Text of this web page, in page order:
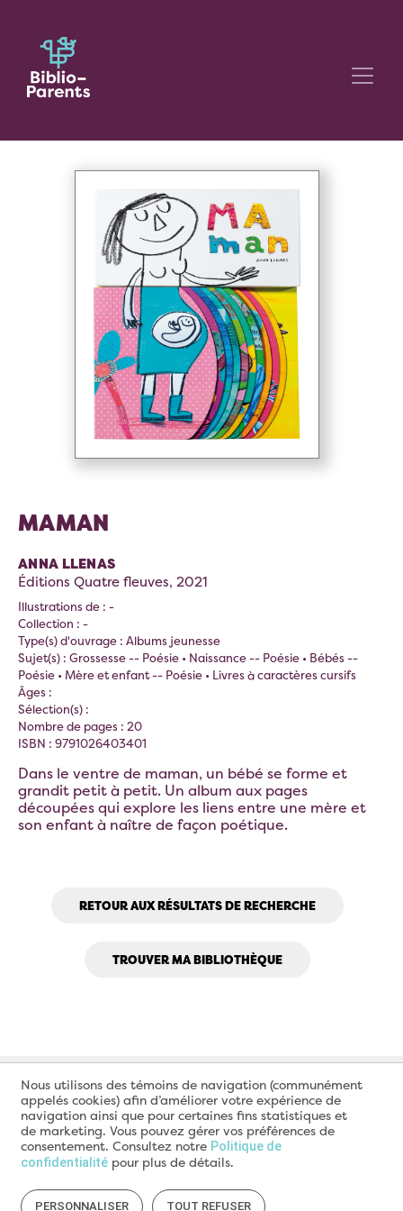
MAMAN
ANNA LLENAS
Éditions Quatre fleuves, 2021
Illustrations de : -
Collection : -
Type(s) d'ouvrage : Albums jeunesse
Sujet(s) : Grossesse -- Poésie • Naissance -- Poésie • Bébés --
Poésie • Mère et enfant -- Poésie • Livres à caractères cursifs
Âges :
Sélection(s) :
Nombre de pages : 20
ISBN : 9791026403401
Dans le ventre de maman, un bébé se forme et
grandit petit à petit. Un album aux pages
découpées qui explore les liens entre une mère et
son enfant à naître de façon poétique.
RETOUR AUX RÉSULTATS DE RECHERCHE
TROUVER MA BIBLIOTHÈQUE
Nous utilisons des témoins de navigation (communément
appelés cookies) afin d’améliorer votre expérience de
navigation ainsi que pour certaines fins statistiques et
de marketing. Vous pouvez gérer vos préférences de
consentement. Consultez notre Politique de
confidentialité pour plus de détails.
PERSONNALISER TOUT REFUSER